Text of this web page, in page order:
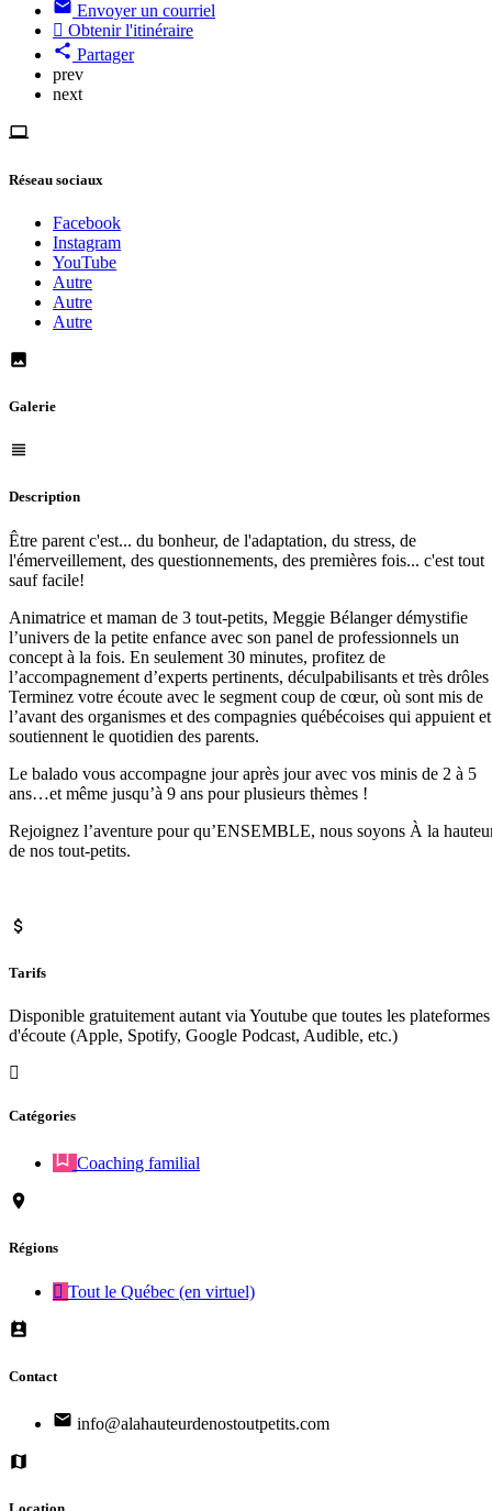
Envoyer un courriel
Obtenir l'itinéraire
Partager
prev
next
Réseau sociaux
Facebook
Instagram
YouTube
Autre
Autre
Autre
Galerie
Description
Être parent c'est... du bonheur, de l'adaptation, du stress, de
l'émerveillement, des questionnements, des premières fois... c'est tout
sauf facile!
Animatrice et maman de 3 tout-petits, Meggie Bélanger démystifie
l’univers de la petite enfance avec son panel de professionnels un
concept à la fois. En seulement 30 minutes, profitez de
l’accompagnement d’experts pertinents, déculpabilisants et très
Terminez votre écoute avec le segment coup de cœur, où sont mis de
l’avant des organismes et des compagnies québécoises qui appuient et
soutiennent le quotidien des parents.
Le balado vous accompagne jour après jour avec vos minis de 2 à 5
ans…et même jusqu’à 9 ans pour plusieurs thèmes !
Rejoignez l’aventure pour qu’ENSEMBLE, nous soyons À la
de nos tout-petits.
Tarifs
Disponible gratuitement autant via Youtube que toutes les plateformes
d'écoute (Apple, Spotify, Google Podcast, Audible, etc.)
Catégories
Coaching familial
Régions
Tout le Québec (en virtuel)
Contact
info@alahauteurdenostoutpetits.com